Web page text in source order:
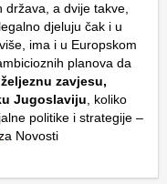
a dvije takve,
djeluju čak i u
ima i u Europskom
planova da
zavjesu,
Jugoslaviju , koliko
politike i strategije –
Novosti